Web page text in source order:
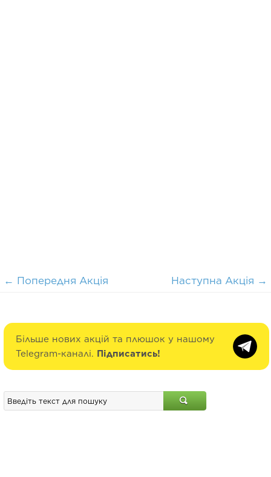
← Попередня Акція Наступна Акція →
Більше нових акцій та плюшок у нашому
Telegram-каналі. Підписатись!